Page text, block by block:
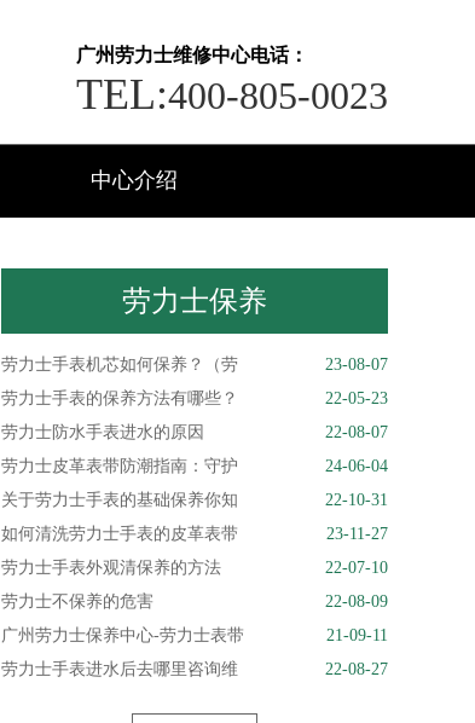
广州劳力士维修中心电话：
TEL:400-805-0023
中心介绍
劳力士保养
劳力士手表机芯如何保养？（劳
23-08-07
劳力士手表的保养方法有哪些？
22-05-23
劳力士防水手表进水的原因
22-08-07
劳力士皮革表带防潮指南：守护
24-06-04
关于劳力士手表的基础保养你知
22-10-31
如何清洗劳力士手表的皮革表带
23-11-27
劳力士手表外观清保养的方法
22-07-10
劳力士不保养的危害
22-08-09
广州劳力士保养中心-劳力士表带
21-09-11
劳力士手表进水后去哪里咨询维
22-08-27